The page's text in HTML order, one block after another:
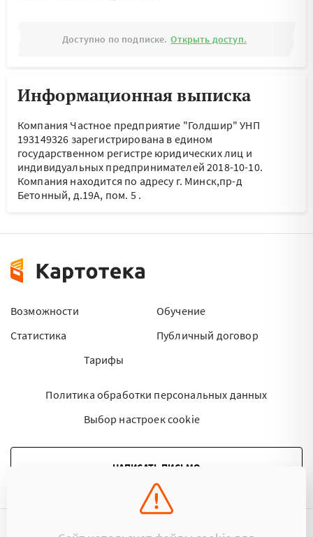
Доступно по подписке. Открыть доступ.
Информационная выписка
Компания Частное предприятие "Голдшир" УНП
193149326 зарегистрирована в едином
государственном регистре юридических лиц и
индивидуальных предпринимателей 2018-10-10.
Компания находится по адресу г. Минск,пр-д
Бетонный, д.19А, пом. 5.
Возможности
Статистика
Тарифы
Обучение
Публичный договор
Политика обработки персональных данных
Выбор настроек cookie
НАПИСАТЬ ПИСЬМО